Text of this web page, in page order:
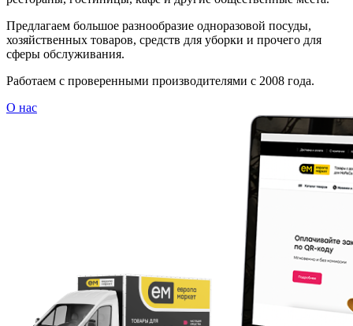
Предлагаем большое разнообразие одноразовой посуды,
хозяйственных товаров, средств для уборки и прочего для
сферы обслуживания.
Работаем с проверенными производителями с 2008 года.
О нас